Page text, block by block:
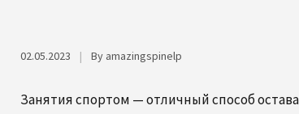
02.05.2023 | By amazingspinelp
Занятия спортом — отличный способ